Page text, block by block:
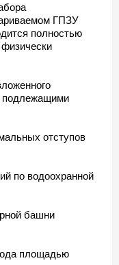
ГПЗУ
полностью
подлежащими
отступов
по водоохранной
башни
площадью